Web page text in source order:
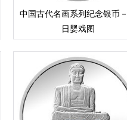
中国古代名画系列纪念银币
日婴戏图